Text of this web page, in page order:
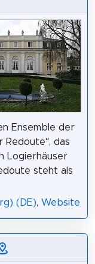
Ensemble der
Redoute“, das
Logierhäuser
steht als
(DE), Website